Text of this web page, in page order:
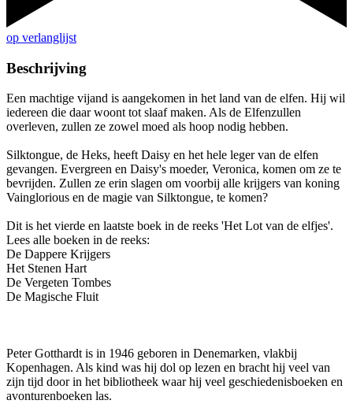
op verlanglijst
Beschrijving
Een machtige vijand is aangekomen in het land van de elfen. Hij wil
iedereen die daar woont tot slaaf maken. Als de Elfenzullen
overleven, zullen ze zowel moed als hoop nodig hebben.
Silktongue, de Heks, heeft Daisy en het hele leger van de elfen
gevangen. Evergreen en Daisy's moeder, Veronica, komen om ze te
bevrijden. Zullen ze erin slagen om voorbij alle krijgers van koning
Vainglorious en de magie van Silktongue, te komen?
Dit is het vierde en laatste boek in de reeks 'Het Lot van de elfjes'.
Lees alle boeken in de reeks:
De Dappere Krijgers
Het Stenen Hart
De Vergeten Tombes
De Magische Fluit
Peter Gotthardt is in 1946 geboren in Denemarken, vlakbij
Kopenhagen. Als kind was hij dol op lezen en bracht hij veel van
zijn tijd door in het bibliotheek waar hij veel geschiedenisboeken en
avonturenboeken las.